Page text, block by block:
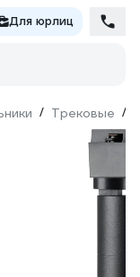
Для юрлиц
/ Трековые /